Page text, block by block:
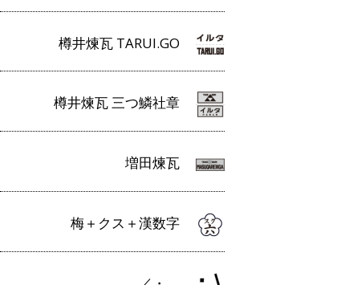
樽井煉瓦 TARUI.GO
樽井煉瓦 三つ鱗社章
増田煉瓦
梅＋クス＋漢数字